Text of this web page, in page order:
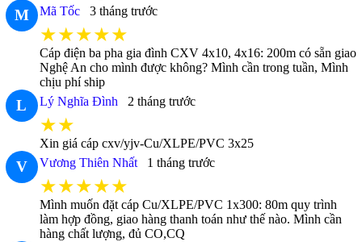
M Mã Tốc 3 tháng trước
★★★★★
Cáp điện ba pha gia đình CXV 4x10, 4x16: 200m có sẵn giao
Nghệ An cho mình được không? Mình cần trong tuần, Mình
chịu phí ship
L Lý Nghĩa Đình 2 tháng trước
★★
Xin giá cáp cxv/yjv-Cu/XLPE/PVC 3x25
V Vương Thiên Nhất 1 tháng trước
★★★★★
Mình muốn đặt cáp Cu/XLPE/PVC 1x300: 80m quy trình
làm hợp đồng, giao hàng thanh toán như thế nào. Mình cần
hàng chất lượng, đủ CO,CQ